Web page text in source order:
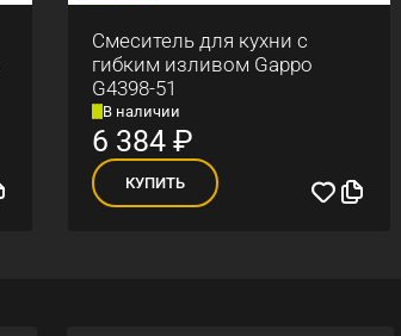
Смеситель для кухни с
гибким изливом Gappo
G4398-51
В наличии
6 384₽
КУПИТЬ